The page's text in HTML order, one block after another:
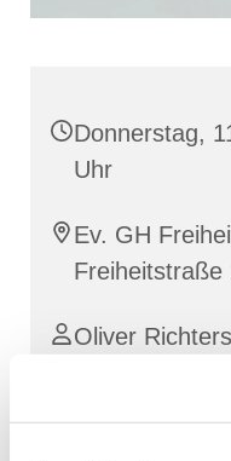
Donnerstag,
Uhr
Ev. GH
Freiheitstraße
Oliver Richters